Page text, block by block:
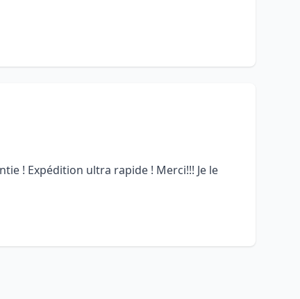
! Expédition ultra rapide ! Merci!!! Je le